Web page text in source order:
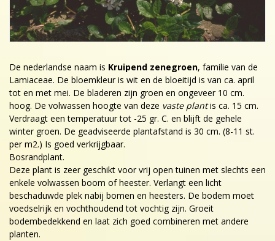
De nederlandse naam is Kruipend zenegroen, familie van de
Lamiaceae. De bloemkleur is wit en de bloeitijd is van ca. april
tot en met mei. De bladeren zijn groen en ongeveer 10 cm.
hoog. De volwassen hoogte van deze vaste plantis ca. 15 cm.
Verdraagt een temperatuur tot -25 gr. C. en blijft de gehele
winter groen. De geadviseerde plantafstand is 30 cm. (8-11 st.
per m2.) Is goed verkrijgbaar.
Bosrandplant.
Deze plant is zeer geschikt voor vrij open tuinen met slechts een
enkele volwassen boom of heester. Verlangt een licht
beschaduwde plek nabij bomen en heesters. De bodem moet
voedselrijk en vochthoudend tot vochtig zijn. Groeit
bodembedekkend en laat zich goed combineren met andere
planten.